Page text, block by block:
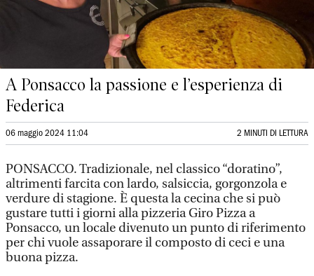
A Ponsacco la passione e l’esperienza di
Federica
06 maggio 2024 11:04 2 MINUTI DI LETTURA
PONSACCO. Tradizionale, nel classico “doratino”,
altrimenti farcita con lardo, salsiccia, gorgonzola e
verdure di stagione. È questa la cecina che si può
gustare tutti i giorni alla pizzeria Giro Pizza a
Ponsacco, un locale divenuto un punto di riferimento
per chi vuole assaporare il composto di ceci e una
buona pizza.